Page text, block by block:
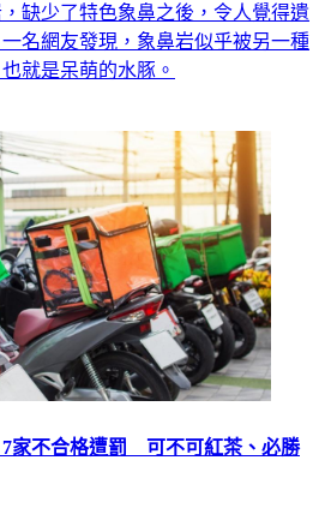
缺少了特色象鼻之後，令人覺得遺
名網友發現，象鼻岩似乎被另一種
就是呆萌的水豚。
家不合格遭罰 可不可紅茶、必勝